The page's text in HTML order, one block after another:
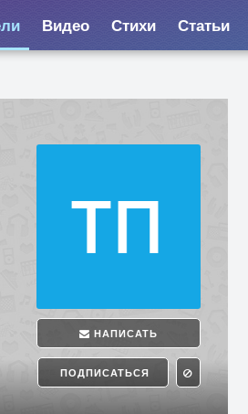
Видео Стихи Статьи
НАПИСАТЬ
ПОДПИСАТЬСЯ